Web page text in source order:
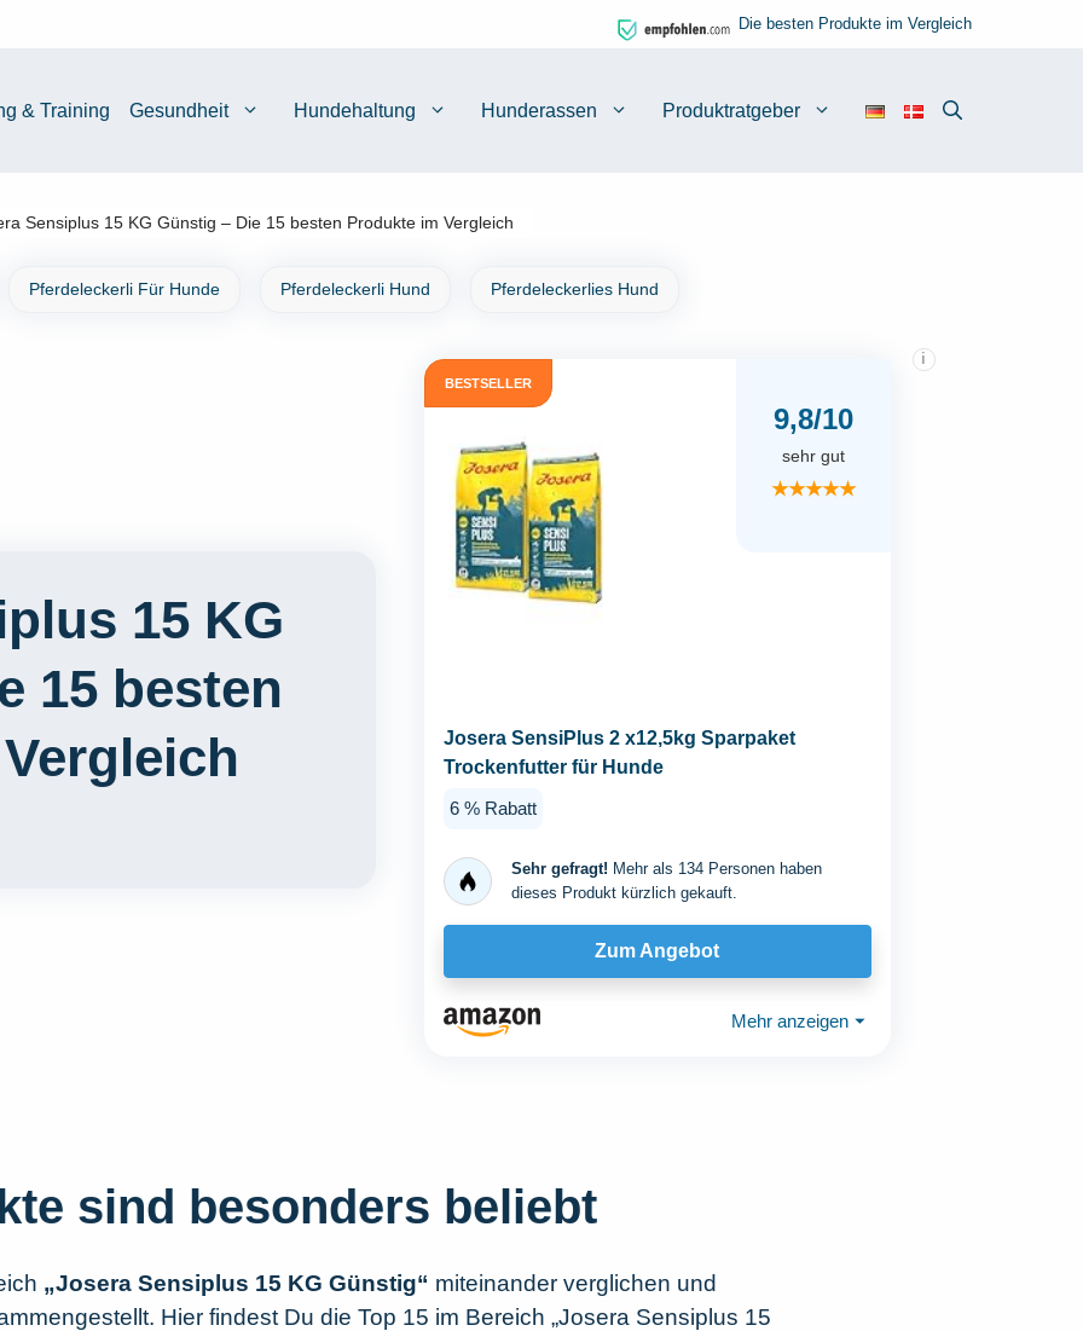
Die besten Produkte im Vergleich
& Training Gesundheit Hundehaltung Hunderassen Produktratgeber
Sensiplus 15 KG Günstig – Die 15 besten Produkte im Vergleich
Pferdeleckerli Für Hunde Pferdeleckerli Hund Pferdeleckerlies Hund
15 KG
15 besten
BESTSELLER
9,8/10
i
sehr gut
★★★★★
Josera SensiPlus 2 x12,5kg Sparpaket
Trockenfutter für Hunde
6 % Rabatt
Sehr gefragt! Mehr als 134 Personen haben
dieses Produkt kürzlich gekauft.
Zum Angebot
Mehr anzeigen ⏷
sind besonders beliebt
„Josera Sensiplus 15 KG Günstig“ miteinander verglichen und
Hier findest Du die Top 15 im Bereich „Josera Sensiplus 15